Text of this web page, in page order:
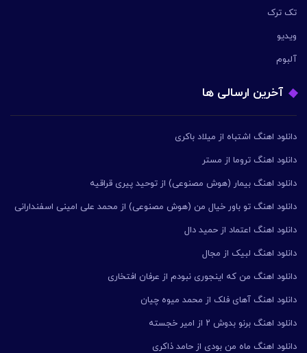
تک ترک
ویدیو
آلبوم
آخرین ارسالی ها
دانلود اهنگ اشتباه از میلاد باکری
دانلود اهنگ تروما از مستر
دانلود اهنگ بیمار (هوش مصنوعی) از توحید پیری قراقیه
دانلود اهنگ تو باور خیال من (هوش مصنوعی) از محمد علی امینی اسفندارانی
دانلود اهنگ اعتماد از حمید دال
دانلود اهنگ لبیک از مجال
دانلود اهنگ من که اینجوری نبودم از عرفان افتخاری
دانلود اهنگ آهای فلک از محمد میوه چیان
دانلود اهنگ برنو بدوش ۲ از امیر خجسته
دانلود اهنگ ماه من بودی از حامد ذاکری